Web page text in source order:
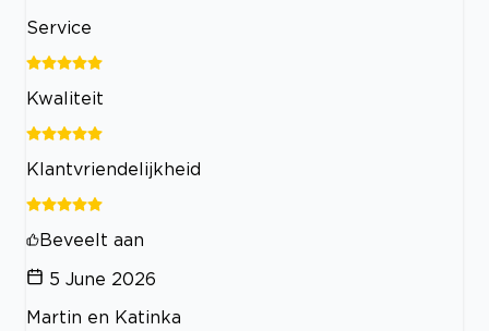
Service
Kwaliteit
Klantvriendelijkheid
Beveelt aan
5 June 2026
Martin en Katinka